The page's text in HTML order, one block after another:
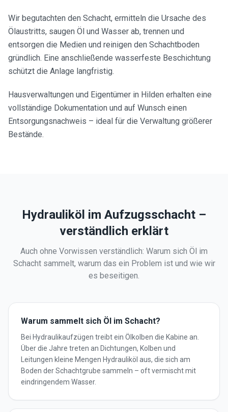
Wir begutachten den Schacht, ermitteln die Ursache des
Ölaustritts, saugen Öl und Wasser ab, trennen und
entsorgen die Medien und reinigen den Schachtboden
gründlich. Eine anschließende wasserfeste Beschichtung
schützt die Anlage langfristig.
Hausverwaltungen und Eigentümer in Hilden erhalten eine
vollständige Dokumentation und auf Wunsch einen
Entsorgungsnachweis – ideal für die Verwaltung größerer
Bestände.
Hydrauliköl im Aufzugsschacht –
verständlich erklärt
Auch ohne Vorwissen verständlich: Warum sich Öl im
Schacht sammelt, warum das ein Problem ist und wie wir
es beseitigen.
Warum sammelt sich Öl im Schacht?
Bei Hydraulikaufzügen treibt ein Ölkolben die Kabine an.
Über die Jahre treten an Dichtungen, Kolben und
Leitungen kleine Mengen Hydrauliköl aus, die sich am
Boden der Schachtgrube sammeln – oft vermischt mit
eindringendem Wasser.